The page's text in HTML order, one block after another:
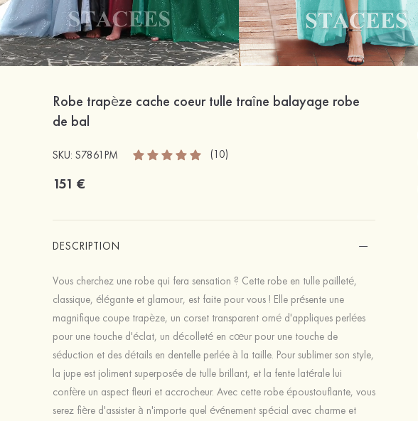
Robe trapèze cache coeur tulle traîne balayage robe
de bal
SKU: S7861PM (10)
151 €
DESCRIPTION
Vous cherchez une robe qui fera sensation ? Cette robe en tulle pailleté,
classique, élégante et glamour, est faite pour vous ! Elle présente une
magnifique coupe trapèze, un corset transparent orné d'appliques perlées
pour une touche d'éclat, un décolleté en cœur pour une touche de
séduction et des détails en dentelle perlée à la taille. Pour sublimer son style,
la jupe est joliment superposée de tulle brillant, et la fente latérale lui
confère un aspect fleuri et accrocheur. Avec cette robe époustouflante, vous
serez fière d'assister à n'importe quel événement spécial avec charme et